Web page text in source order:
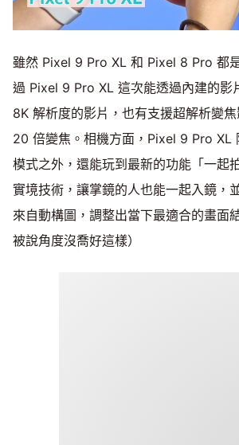
雖然 Pixel 9 Pro XL 和 Pixel 8 Pro 都
過 Pixel 9 Pro XL 這次能透過內建的影
8K 解析度的影片，也有支援超解析變
20 倍變焦。相機方面，Pixel 9 Pro XL
模式之外，還能玩到最新的功能「一起
實境技術，讓掌鏡的人也能一起入鏡，
來自動構圖，調整出當下最適合的畫面
被說角度沒喬好這樣）